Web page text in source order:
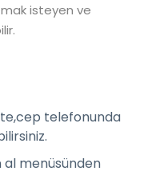
isteyen ve
telefonunda
al menüsünden